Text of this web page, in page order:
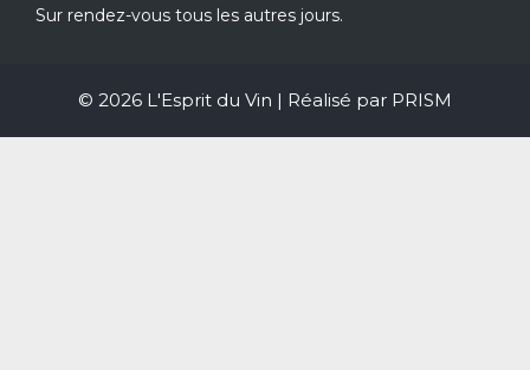
Sur rendez-vous tous les autres jours.
© 2026 L'Esprit du Vin | Réalisé par PRISM